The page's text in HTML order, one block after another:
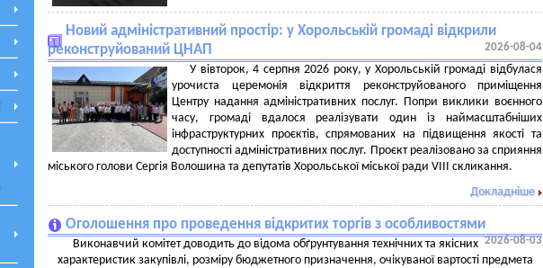
Новий адміністративний простір: у Хорольській громаді відкрили
реконструйований ЦНАП
2026-08-04
У вівторок, 4 серпня 2026 року, у Хорольській громаді відбулася
урочиста церемонія відкриття реконструйованого приміщення
Центру надання адміністративних послуг. Попри виклики воєнного
часу, громаді вдалося реалізувати один із наймасштабніших
інфраструктурних проєктів, спрямованих на підвищення якості та
доступності адміністративних послуг. Проєкт реалізовано за сприяння
міського голови Сергія Волошина та депутатів Хорольської міської ради VIII скликання.
Докладніше
Оголошення про проведення відкритих торгів з особливостями
2026-08-03
Виконавчий комітет доводить до відома обґрунтування технічних та якісних
характеристик закупівлі, розміру бюджетного призначення, очікуваної вартості предмета